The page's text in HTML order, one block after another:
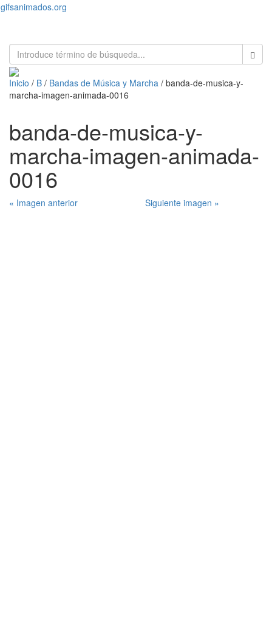
gifsanimados.org
Inicio / B / Bandas de Música y Marcha / banda-de-musica-y-
marcha-imagen-animada-0016
banda-de-musica-y-
marcha-imagen-animada-
0016
« Imagen anterior Siguiente imagen »